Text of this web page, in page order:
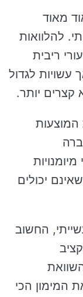
מאוד
להלוואות
ריבית
עשויות לגדול
קצרים יותר.
המוצעות
יכולים
החשוב
המימון הכי